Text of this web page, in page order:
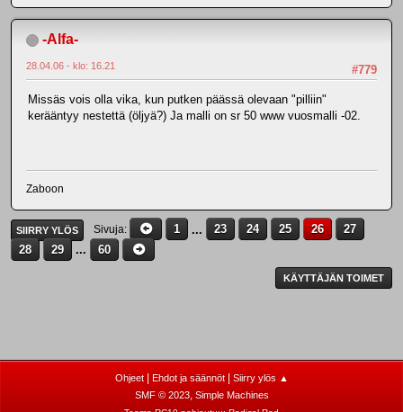
-Alfa-
#779
28.04.06 - klo: 16.21
Missäs vois olla vika, kun putken päässä olevaan "pilliin"
kerääntyy nestettä (öljyä?) Ja malli on sr 50 www vuosmalli -02.
Zaboon
SIIRRY YLÖS Sivuja 1 ... 23 24 25 26
27
28
29 ... 60
KÄYTTÄJÄN TOIMET
Ohjeet| Ehdot ja säännöt|
Siirry ylös ▲
SMF © 2023, Simple Machines